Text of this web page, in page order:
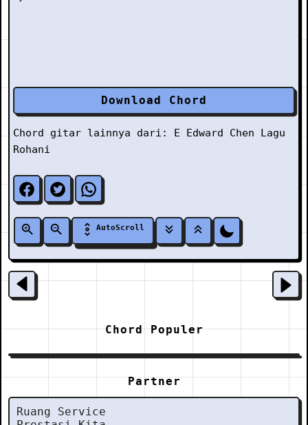
Download Chord
Chord gitar lainnya dari: E Edward Chen
Lagu
Rohani
AutoScroll
Chord Populer
Partner
Ruang Service